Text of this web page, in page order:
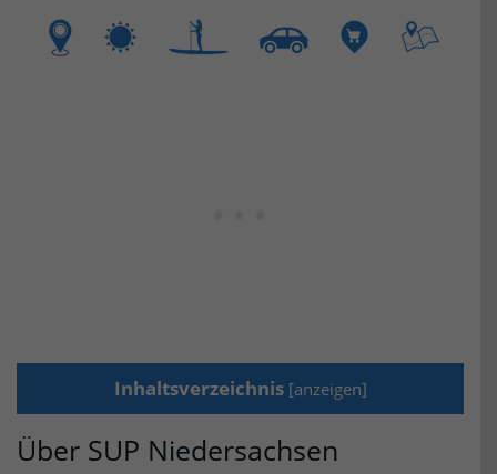
Inhaltsverzeichnis [anzeigen]
Über SUP Niedersachsen